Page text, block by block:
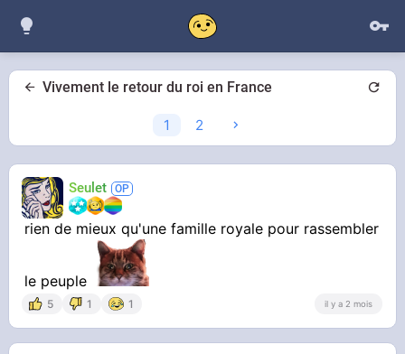
Vivement le retour du roi en France
1 2
Seulet
rien de mieux qu'une famille royale pour rassembler
le peuple
5 1 1 il y a 2 mois